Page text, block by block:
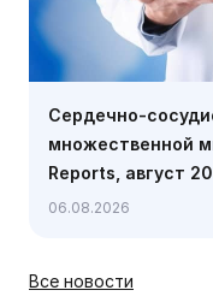
Сердечно-
множественной
Reports, август
06.08.2026
Все новости